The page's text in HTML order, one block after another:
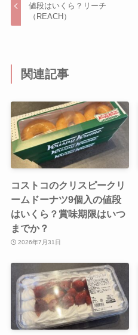
値段はいくら？リーチ
（REACH）
関連記事
コストコのクリスピークリ
ームドーナツ9個入の値段
はいくら？賞味期限はいつ
までか？
2026年7月31日